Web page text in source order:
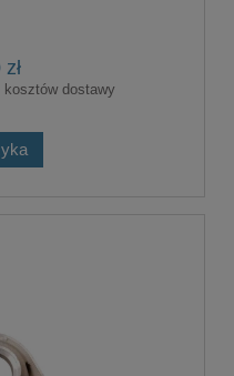
kosztów dostawy